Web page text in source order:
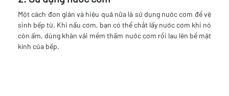
Một cách đơn giản và hiệu quả nữa là sử dụng nước cơm để vệ
sinh bếp từ. Khi nấu cơm, bạn có thể chắt lấy nước cơm khi nó
còn ấm, dùng khăn vải mềm thấm nước cơm rồi lau lên bề mặt
kính của bếp.